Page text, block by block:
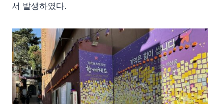
서 발생하였다.